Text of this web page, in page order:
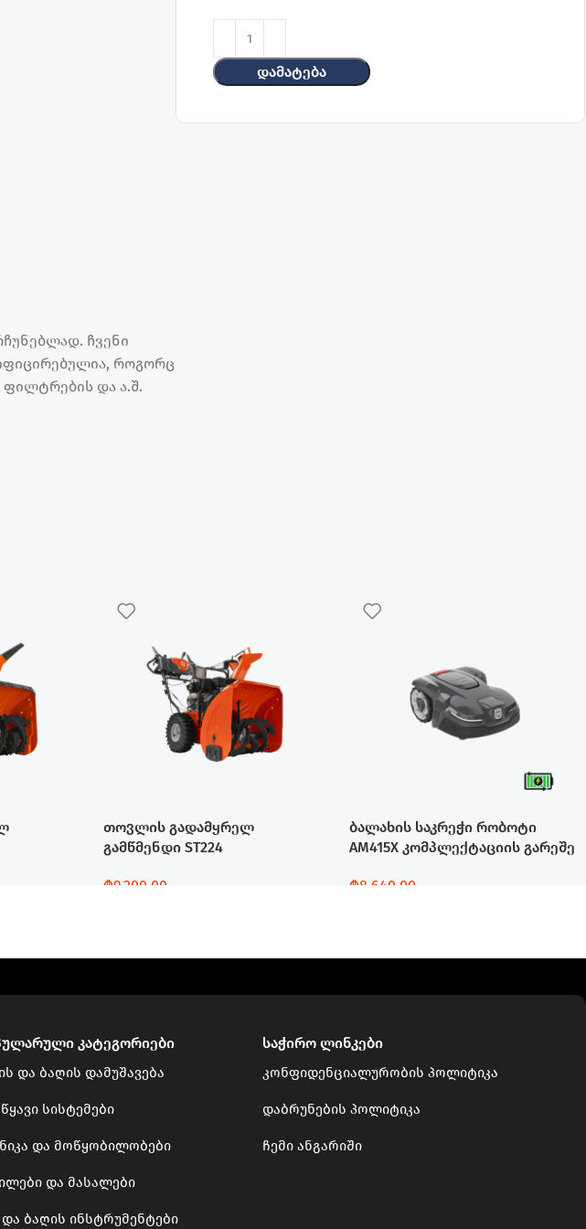
ჩვენი
როგორც
ფილტრების და ა.შ.
Დამატება
თოვლის გადამყრელ
გამწმენდი ST224
₾9,200.00
ბალახის საკრეჭი რობოტი
AM415X კომპლექტაციის გარეშე
₾8,640.00
კატეგორიები
და ბაღის დამუშავება
სისტემები
და მოწყობილობები
და მასალები
და ბაღის ინსტრუმენტები
საჭირო ლინკები
კონფიდენციალურობის პოლიტიკა
დაბრუნების პოლიტიკა
ჩემი ანგარიში